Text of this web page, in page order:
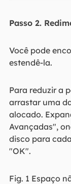
Passo 2.
Você pode
estendê-la.
Para reduzir a
arrastar uma
alocado.
Avançadas",
disco para
"OK".
Fig. 1 Espaço